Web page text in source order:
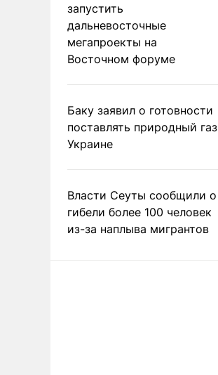
запустить
дальневосточные
мегапроекты на
Восточном форуме
Баку заявил о готовности
поставлять природный газ
Украине
Власти Сеуты сообщили о
гибели более 100 человек
из-за наплыва мигрантов